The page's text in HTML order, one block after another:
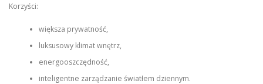
Korzyści:
większa prywatność,
luksusowy klimat wnętrz,
energooszczędność,
inteligentne zarządzanie światłem dziennym.